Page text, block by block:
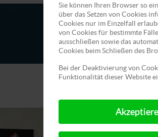
Die letzten
Sie können Ihren Browser so
über das Setzen von Cookies
Cookies nur im Einzelfall
von Cookies für bestimmte
ausschließen sowie das
Cookies beim Schließen des
Bei der Deaktivierung von
Funktionalität dieser Website